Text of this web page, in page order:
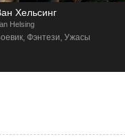
Хельсинг
Helsing
Фэнтези, Ужасы